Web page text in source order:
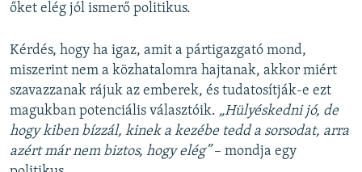
őket elég jól ismerő politikus.
Kérdés, hogy ha igaz, amit a pártigazgató mond,
miszerint nem a közhatalomra hajtanak, akkor miért
szavazzanak rájuk az emberek, és tudatosítják-e ezt
magukban potenciális választóik. „Hülyéskedni jó, de
hogy kiben bízzál, kinek a kezébe tedd a sorsodat, arra
azért már nem biztos, hogy elég”– mondja egy